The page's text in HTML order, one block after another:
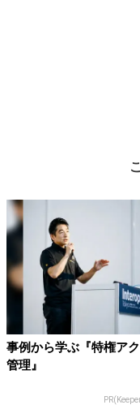
事例から学ぶ『特権ア
管理』